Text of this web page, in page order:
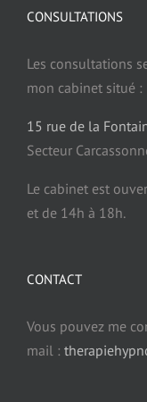
Douleurs et hypnose
Fibromyalgie et
Dermatologie et
Sommeil et Hypnose
Somnambulisme et
Confiance en soi et
CONSULTATIONS
Les consultations
mon cabinet situé :
15 rue de la
Secteur
Le cabinet est
et de 14h à 18h.
CONTACT
Vous pouvez me
mail :